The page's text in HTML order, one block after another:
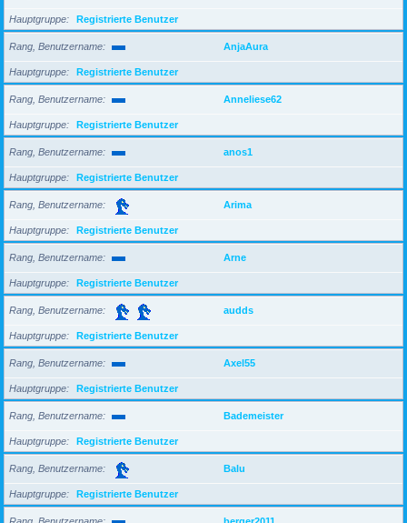
Hauptgruppe Registrierte Benutzer
Rang, Benutzername AnjaAura
Hauptgruppe Registrierte Benutzer
Rang, Benutzername Anneliese62
Hauptgruppe Registrierte Benutzer
Rang, Benutzername anos1
Hauptgruppe Registrierte Benutzer
Rang, Benutzername Arima
Hauptgruppe Registrierte Benutzer
Rang, Benutzername Arne
Hauptgruppe Registrierte Benutzer
Rang, Benutzername audds
Hauptgruppe Registrierte Benutzer
Rang, Benutzername Axel55
Hauptgruppe Registrierte Benutzer
Rang, Benutzername Bademeister
Hauptgruppe Registrierte Benutzer
Rang, Benutzername Balu
Hauptgruppe Registrierte Benutzer